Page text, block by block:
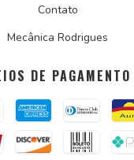
Contato
Mecânica Rodrigues
DE PAGAMENTO